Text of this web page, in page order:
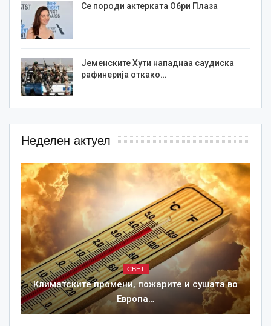
Се породи актерката Обри Плаза
Јеменските Хути нападнаа саудиска
рафинерија откако…
Неделен актуел
СВЕТ
Климатските промени, пожарите и сушата во
Европа…